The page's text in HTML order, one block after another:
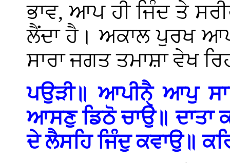
ਭਾਵ, ਆਪ ਹੀ ਜਿੰਦ ਤੇ
ਲੈਂਦਾ ਹੈ। ਅਕਾਲ ਪੁਰਖ
ਸਾਰਾ ਜਗਤ ਤਮਾਸ਼ਾ ਵੇਖ
ਪਉੜੀ॥ ਆਪੀਨੈੑ ਆਪੁ
ਆਸਣੁ ਡਿਠੋ ਚਾਉ॥ ਦਾਤਾ
ਦੇ ਲੈਸਹਿ ਜਿੰਦੁ ਕਵਾਉ॥